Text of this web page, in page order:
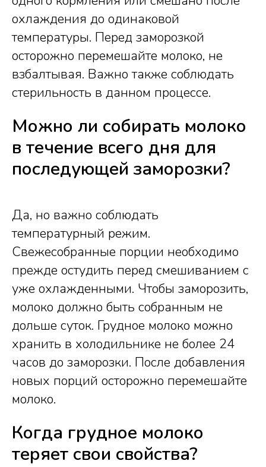
охлаждения до одинаковой
температуры. Перед заморозкой
осторожно перемешайте молоко, не
взбалтывая. Важно также соблюдать
стерильность в данном процессе.
Можно ли собирать молоко
в течение всего дня для
последующей заморозки?
Да, но важно соблюдать
температурный режим.
Свежесобранные порции необходимо
прежде остудить перед смешиванием с
уже охлажденными. Чтобы заморозить,
молоко должно быть собранным не
дольше суток. Грудное молоко можно
хранить в холодильнике не более 24
часов до заморозки. После добавления
новых порций осторожно перемешайте
молоко.
Когда грудное молоко
теряет свои свойства?